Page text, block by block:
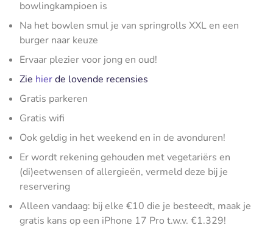
bowlingkampioen is
Na het bowlen smul je van springrolls XXL en een
burger naar keuze
Ervaar plezier voor jong en oud!
Zie hierde lovende recensies
Gratis parkeren
Gratis wifi
Ook geldig in het weekend en in de avonduren!
Er wordt rekening gehouden met vegetariërs en
(di)eetwensen of allergieën, vermeld deze bij je
reservering
Alleen vandaag: bij elke €10 die je besteedt, maak je
gratis kans op een iPhone 17 Pro t.w.v. €1.329!